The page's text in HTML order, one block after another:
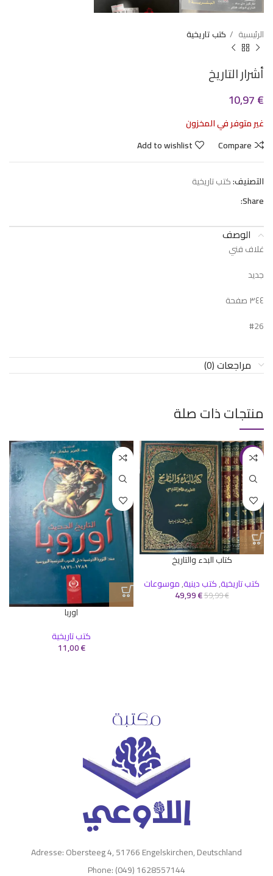
الرئيسية كتب تاريخية
أشرار التاريخ
10,97€
غير متوفر في المخزون
Compare
Add to wishlist
التصنيف:كتب تاريخية
Share:
الوصف
غلاف فني
جديد
٣٤٤ صفحة
#26
مراجعات (0)
منتجات ذات صلة
-17%
كتاب البدء والتاريخ
كتب تاريخية,كتب دينية,موسوعات
59,99€
49,99€
اوربا
كتب تاريخية
11,00€
Adresse: Obersteeg 4, 51766 Engelskirchen, Deutschland
Phone: (049) 1628557144